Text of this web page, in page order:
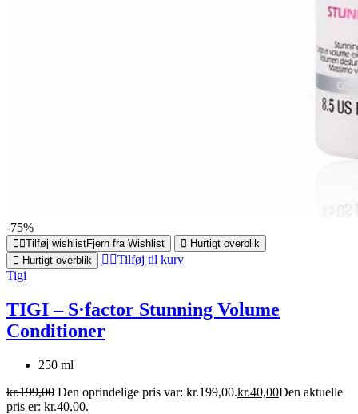
-75%
Tilføj wishlistFjern fra Wishlist
Hurtigt overblik
Hurtigt overblik
Tilføj til kurv
Tigi
TIGI – S·factor Stunning Volume
Conditioner
250 ml
kr.199,00 Den oprindelige pris var: kr.199,00.kr.40,00Den aktuelle
pris er: kr.40,00.